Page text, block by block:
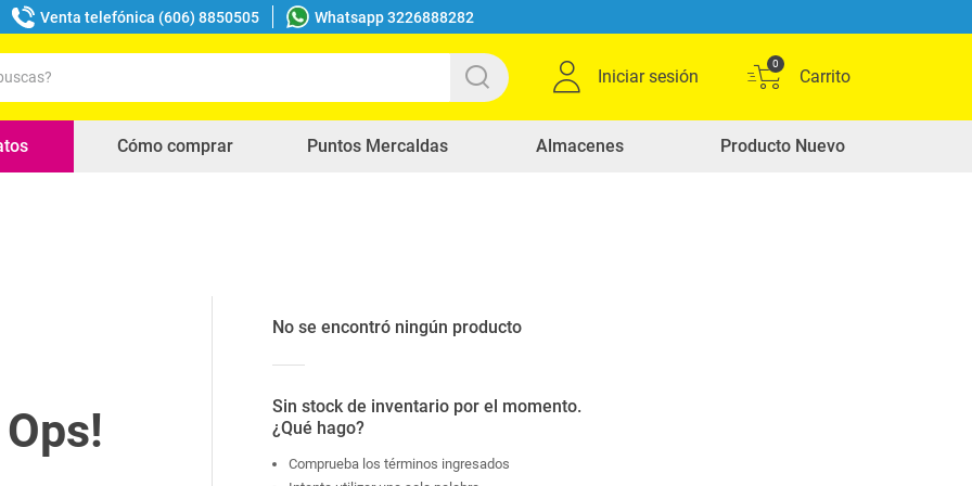
Venta telefónica (606) 8850505 Whatsapp 3226888282
Iniciar sesión
0
Cómo comprar Puntos Mercaldas Almacenes Producto Nuevo
No se encontró ningún producto
Sin stock de inventario por el momento.
¿Qué hago?
Comprueba los términos ingresados
buscados